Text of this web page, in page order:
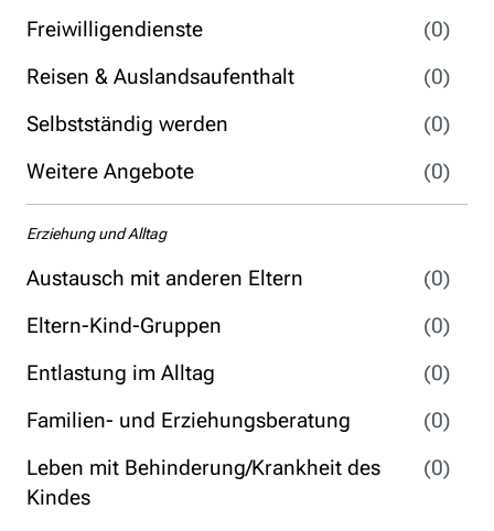
Freiwilligendienste
(0)
Reisen & Auslandsaufenthalt
(0)
Selbstständig werden
(0)
Weitere Angebote
(0)
Erziehung und Alltag
Austausch mit anderen Eltern
(0)
Eltern-Kind-Gruppen
(0)
Entlastung im Alltag
(0)
Familien- und Erziehungsberatung
(0)
Leben mit Behinderung/Krankheit des
Kindes
(0)